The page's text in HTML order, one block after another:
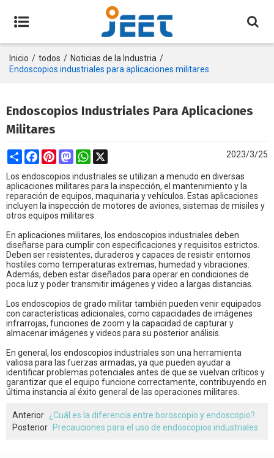
Inicio / todos / Noticias de la Industria /
Endoscopios industriales para aplicaciones militares
Endoscopios Industriales Para Aplicaciones
Militares
ShareFacebookPinterestMastodonWhatsApp 2023/3/25
Los endoscopios industriales se utilizan a menudo en diversas
aplicaciones militares para la inspección, el mantenimiento y la
reparación de equipos, maquinaria y vehículos. Estas aplicaciones
incluyen la inspección de motores de aviones, sistemas de misiles y
otros equipos militares.
En aplicaciones militares, los endoscopios industriales deben
diseñarse para cumplir con especificaciones y requisitos estrictos.
Deben ser resistentes, duraderos y capaces de resistir entornos
hostiles como temperaturas extremas, humedad y vibraciones.
Además, deben estar diseñados para operar en condiciones de
poca luz y poder transmitir imágenes y video a largas distancias.
Los endoscopios de grado militar también pueden venir equipados
con características adicionales, como capacidades de imágenes
infrarrojas, funciones de zoom y la capacidad de capturar y
almacenar imágenes y videos para su posterior análisis.
En general, los endoscopios industriales son una herramienta
valiosa para las fuerzas armadas, ya que pueden ayudar a
identificar problemas potenciales antes de que se vuelvan críticos y
garantizar que el equipo funcione correctamente, contribuyendo en
última instancia al éxito general de las operaciones militares.
Anterior ¿Cuál es la diferencia entre boroscopio y endoscopio?
Posterior
Precauciones para el uso de endoscopios industriales